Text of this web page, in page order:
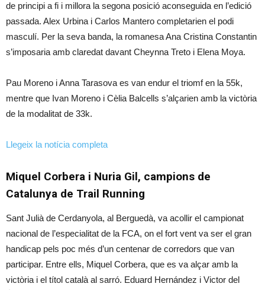
de principi a fi i millora la segona posició aconseguida en l’edició
passada. Alex Urbina i Carlos Mantero completarien el podi
masculí. Per la seva banda, la romanesa Ana Cristina Constantin
s’imposaria amb claredat davant Cheynna Treto i Elena Moya.
Pau Moreno i Anna Tarasova es van endur el triomf en la 55k,
mentre que Ivan Moreno i Cèlia Balcells s’alçarien amb la victòria
de la modalitat de 33k.
Llegeix la notícia completa
Miquel Corbera i Nuria Gil, campions de
Catalunya de Trail Running
Sant Julià de Cerdanyola, al Berguedà, va acollir el campionat
nacional de l’especialitat de la FCA, on el fort vent va ser el gran
handicap pels poc més d’un centenar de corredors que van
participar. Entre ells, Miquel Corbera, que es va alçar amb la
victòria i el títol català al sarró. Eduard Hernández i Victor del